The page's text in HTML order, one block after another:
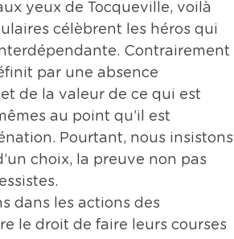
yeux de Tocqueville, voilà
célèbrent les héros qui
Contrairement
par une absence
de la valeur de ce qui est
au point qu’il est
Pourtant, nous insistons
choix, la preuve non pas
dans les actions des
le droit de faire leurs courses